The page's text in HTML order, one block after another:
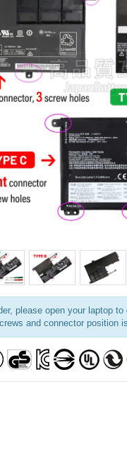
please open your laptop
and connector position